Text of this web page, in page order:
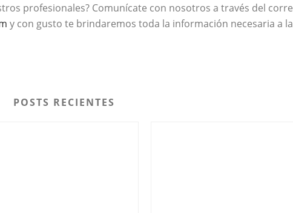
profesionales? Comunícate con nosotros a través del
y con gusto te brindaremos toda la información necesaria a la
POSTS RECIENTES